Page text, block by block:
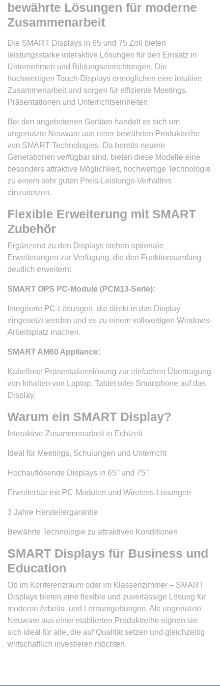
bewährte Lösungen für moderne
Zusammenarbeit
Die SMART Displays in 65 und 75 Zoll bieten
leistungsstarke interaktive Lösungen für den Einsatz in
Unternehmen und Bildungseinrichtungen. Die
hochwertigen Touch-Displays ermöglichen eine intuitive
Zusammenarbeit und sorgen für effiziente Meetings,
Präsentationen und Unterrichtseinheiten.
Bei den angebotenen Geräten handelt es sich um
ungenutzte Neuware aus einer bewährten Produktreihe
von SMART Technologies. Da bereits neuere
Generationen verfügbar sind, bieten diese Modelle eine
besonders attraktive Möglichkeit, hochwertige Technologie
zu einem sehr guten Preis-Leistungs-Verhältnis
einzusetzen.
Flexible Erweiterung mit SMART
Zubehör
Ergänzend zu den Displays stehen optionale
Erweiterungen zur Verfügung, die den Funktionsumfang
deutlich erweitern:
SMART OPS PC-Module (PCM13-Serie):
Integrierte PC-Lösungen, die direkt in das Display
eingesetzt werden und es zu einem vollwertigen Windows-
Arbeitsplatz machen.
SMART AM60 Appliance:
Kabellose Präsentationslösung zur einfachen Übertragung
von Inhalten von Laptop, Tablet oder Smartphone auf das
Display.
Warum ein SMART Display?
Interaktive Zusammenarbeit in Echtzeit
Ideal für Meetings, Schulungen und Unterricht
Hochauflösende Displays in 65" und 75"
Erweiterbar mit PC-Modulen und Wireless-Lösungen
3 Jahre Herstellergarantie
Bewährte Technologie zu attraktiven Konditionen
SMART Displays für Business und
Education
Ob im Konferenzraum oder im Klassenzimmer – SMART
Displays bieten eine flexible und zuverlässige Lösung für
moderne Arbeits- und Lernumgebungen. Als ungenutzte
Neuware aus einer etablierten Produktreihe eignen sie
sich ideal für alle, die auf Qualität setzen und gleichzeitig
wirtschaftlich investieren möchten.